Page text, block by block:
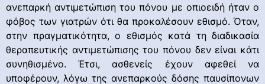
ανεπαρκή αντιμετώπιση του πόνου με οπιοειδή ήταν ο
φόβος των γιατρών ότι θα προκαλέσουν εθισμό. Όταν,
στην πραγματικότητα, ο εθισμός κατά τη διαδικασία
θεραπευτικής αντιμετώπισης του πόνου δεν είναι κάτι
συνηθισμένο. Έτσι, ασθενείς έχουν αφεθεί να
υποφέρουν, λόγω της ανεπαρκούς δόσης παυσίπονων